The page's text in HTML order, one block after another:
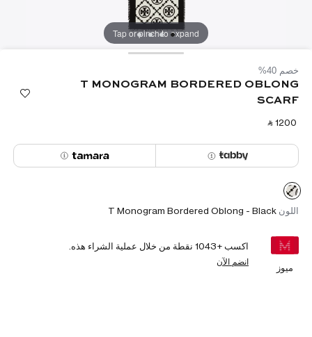
Tap or pinch to expand
خصم 40%
T MONOGRAM BORDERED OBLONG
SCARF
‎ ⃁ ⁦1200⁩ ‎
اللون T Monogram Bordered Oblong - Black
ميوز
اكسب +1043 نقطة من خلال عملية الشراء هذه.
انضم الآن